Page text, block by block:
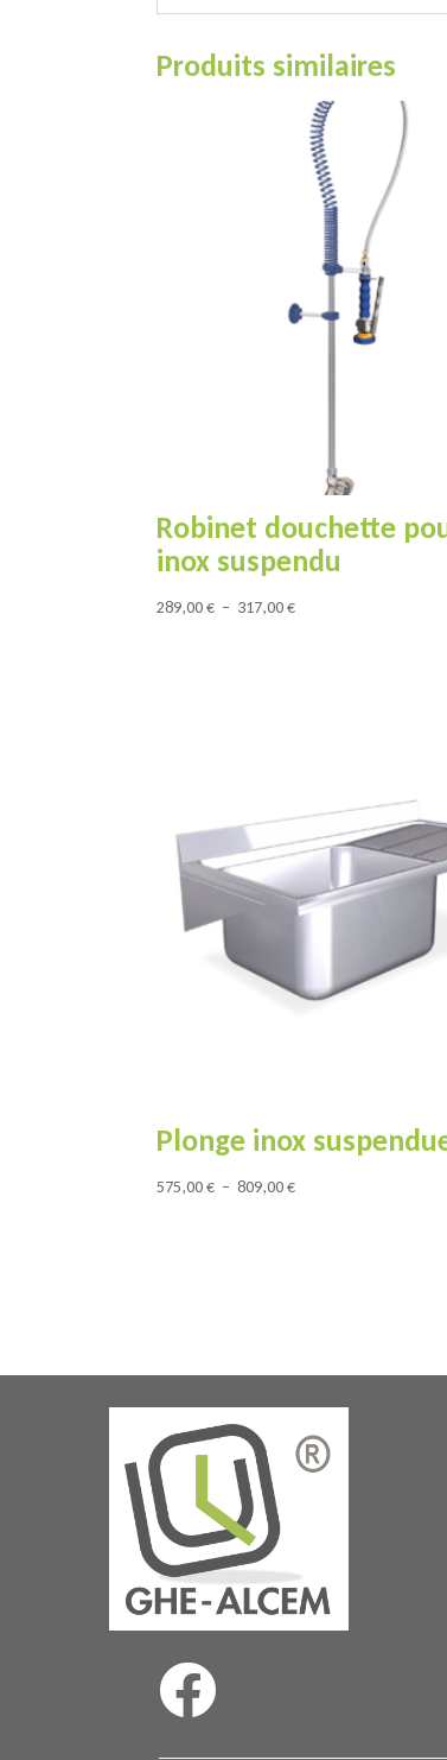
Produits similaires
Robinet douchette
inox suspendu
289,00€ – 317,00€Plage
Plonge inox
575,00€ – 809,00€Plage
